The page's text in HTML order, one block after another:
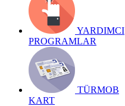
YARDIMCI
PROGRAMLAR
TÜRMOB
KART